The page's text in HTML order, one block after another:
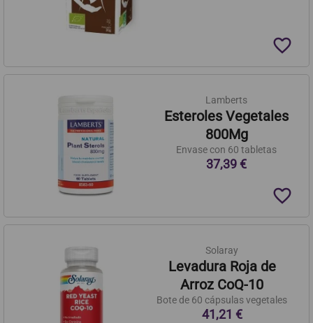
favorite_border
Lamberts
Esteroles Vegetales
800Mg
Envase con 60 tabletas
37,39 €
favorite_border
Solaray
Levadura Roja de
Arroz CoQ-10
Bote de 60 cápsulas vegetales
41,21 €